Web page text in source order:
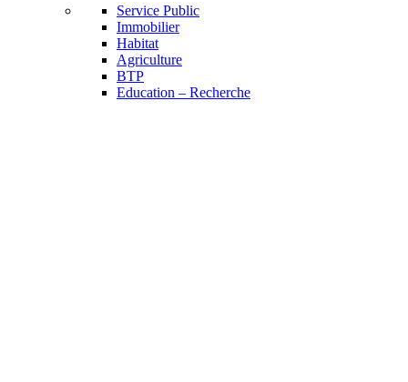
Service Public
Immobilier
Habitat
Agriculture
BTP
Education – Recherche